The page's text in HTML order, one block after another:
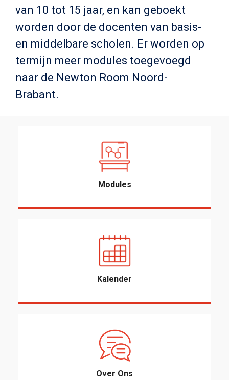
van 10 tot 15 jaar, en kan geboekt
worden door de docenten van basis-
en middelbare scholen. Er worden op
termijn meer modules toegevoegd
naar de Newton Room Noord-
Brabant.
Modules
Kalender
Over Ons